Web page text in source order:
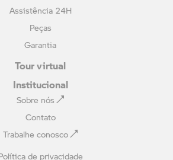
Assistência 24H
Peças
Garantia
Tour virtual
Institucional
Sobre nós
Contato
Trabalhe conosco
de privacidade